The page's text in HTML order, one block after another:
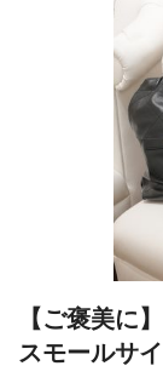
【ご褒美に
スモールサ